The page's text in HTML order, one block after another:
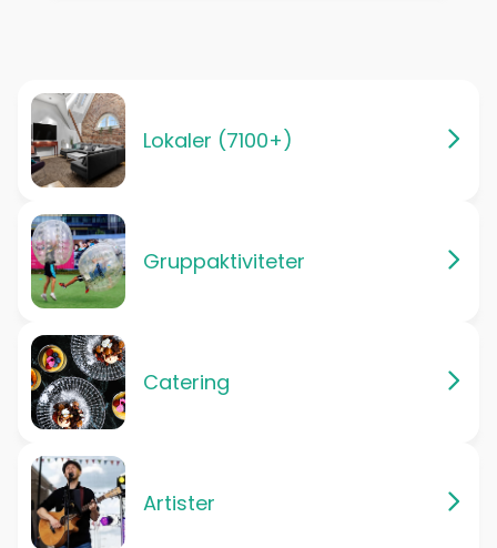
Lokaler (7100+)
Gruppaktiviteter
Catering
Artister